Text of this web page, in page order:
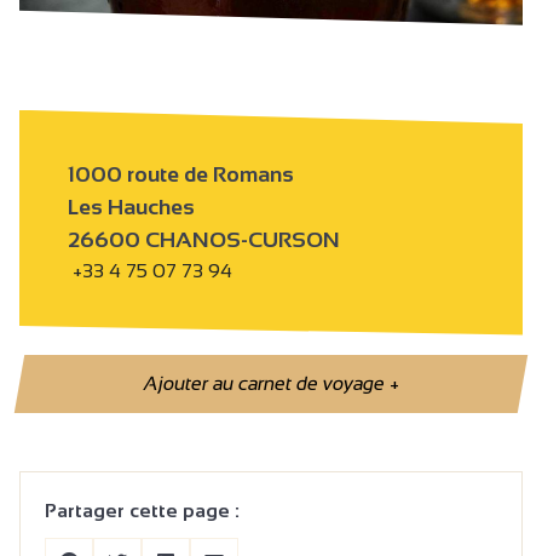
1000 route de Romans
Les Hauches
26600 CHANOS-CURSON
+33 4 75 07 73 94
Ajouter au carnet de voyage+
Partager cette page :